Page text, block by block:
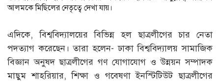
আলমকে মিছিলের নেতৃত্বে দেখা যায়।
এদিকে, বিশ্ববিদ্যালয়ের বিভিন্ন হল ছাত্রলীগের চার নেতা
পদত্যাগ করেছেন। তারা হলেন- ঢাকা বিশ্ববিদ্যালয় সামাজিক
বিজ্ঞান অনুষদ ছাত্রলীগের গণ যোগাযোগ ও উন্নয়ন সম্পাদক
মাছুম শাহরিয়ার, শিক্ষা ও গবেষণা ইনস্টিটিউট ছাত্রলীগের